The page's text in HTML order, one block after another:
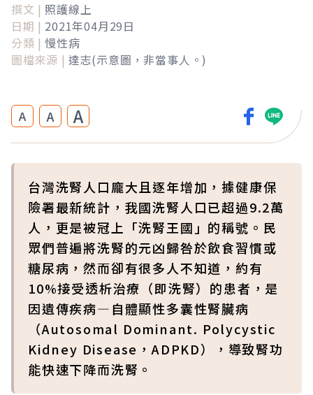
撰文 | 照護線上
日期 | 2021年04月29日
分類 | 慢性病
圖檔來源 | 達志(示意圖，非當事人。)
A A A
台灣洗腎人口龐大且逐年增加，據健康保
險署最新統計，我國洗腎人口已超過9.2萬
人，更是被冠上「洗腎王國」的稱號。民
眾們普遍將洗腎的元凶歸咎於飲食習慣或
糖尿病，然而卻有很多人不知道，約有
10%接受透析治療（即洗腎）的患者，是
因遺傳疾病—自體顯性多囊性腎臟病
（Autosomal Dominant. Polycystic
Kidney Disease，ADPKD），導致腎功
能快速下降而洗腎。